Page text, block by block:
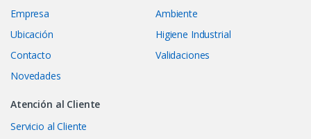
Empresa
Ubicación
Contacto
Novedades
Ambiente
Higiene Industrial
Validaciones
Atención al Cliente
Servicio al Cliente